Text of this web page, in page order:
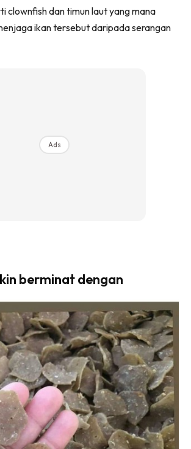
clownfish dan timun laut yang mana
ikan tersebut daripada serangan
Ads
berminat dengan